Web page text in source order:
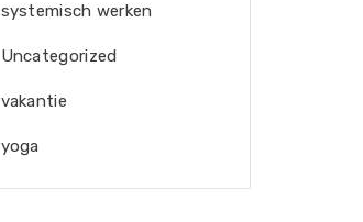
systemisch werken
Uncategorized
vakantie
yoga